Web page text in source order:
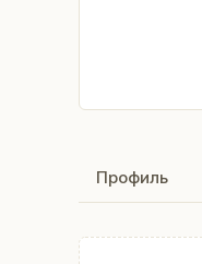
Профиль